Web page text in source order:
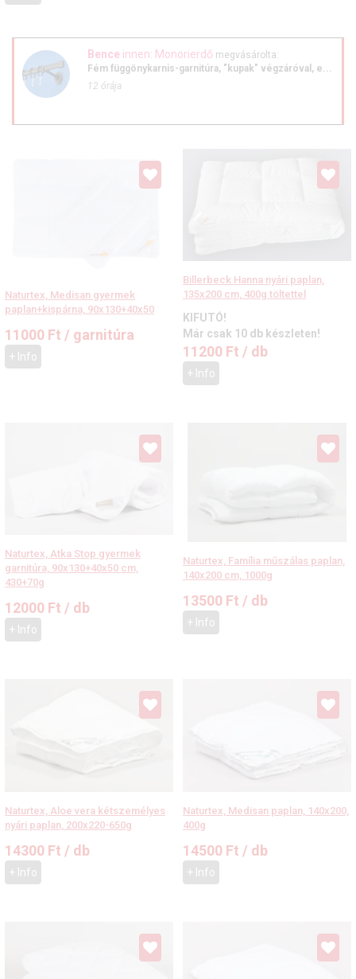
Bence innen: Monorierdő megvásárolta:
Fém függönykarnis-garnitúra, "kupak" végzáróval, e...
12 órája
Naturtex, Medisan gyermek
paplan+kispárna, 90x130+40x50
11000 Ft / garnitúra
+ Info
Billerbeck Hanna nyári paplan,
135x200 cm, 400g töltettel
KIFUTÓ!
Már csak 10 db készleten!
11200 Ft / db
+ Info
Naturtex, Atka Stop gyermek
garnitúra, 90x130+40x50 cm,
430+70g
12000 Ft / db
+ Info
Naturtex, Família műszálas paplan,
140x200 cm, 1000g
13500 Ft / db
+ Info
Naturtex, Aloe vera kétszemélyes
nyári paplan, 200x220-650g
14300 Ft / db
+ Info
Naturtex, Medisan paplan, 140x200,
400g
14500 Ft / db
+ Info